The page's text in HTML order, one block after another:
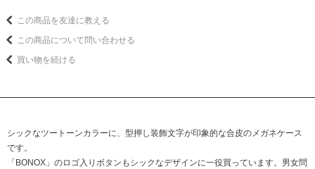
この商品を友達に教える
この商品について問い合わせる
買い物を続ける
シックなツートーンカラーに、型押し装飾文字が印象的な合皮のメガネケース
です。
「BONOX」のロゴ入りボタンもシックなデザインに一役買っています。男女問